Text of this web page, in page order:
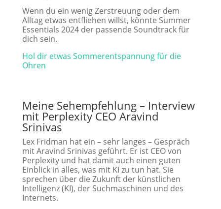
Wenn du ein wenig Zerstreuung oder dem
Alltag etwas entfliehen willst, könnte Summer
Essentials 2024 der passende Soundtrack für
dich sein.
Hol dir etwas Sommerentspannung für die
Ohren
Meine Sehempfehlung – Interview
mit Perplexity CEO Aravind
Srinivas
Lex Fridman hat ein – sehr langes – Gespräch
mit Aravind Srinivas geführt. Er ist CEO von
Perplexity und hat damit auch einen guten
Einblick in alles, was mit KI zu tun hat. Sie
sprechen über die Zukunft der künstlichen
Intelligenz (KI), der Suchmaschinen und des
Internets.